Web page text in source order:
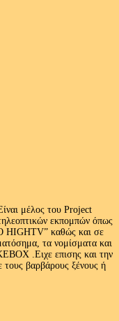
μέλος του Project
εκπομπών όπως
καθώς και σε
τα νομίσματα και
.Ειχε επισης και την
βαρβάρους ξένους ή